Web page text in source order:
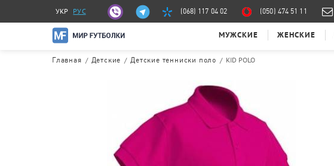
УКР РУС (068) 117 04 02 (050) 474 51 11
МУЖСКИЕ ЖЕНСКИЕ
Главная / Детские /Детские тенниски поло / KID POLO